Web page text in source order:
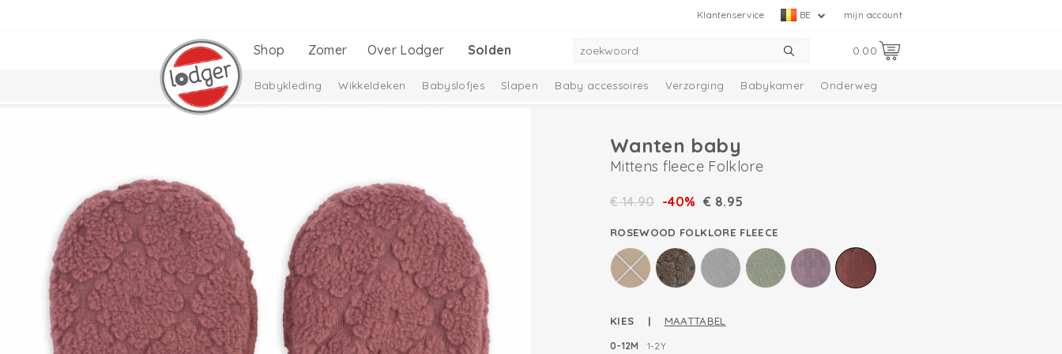
mijn account
BE
Klantenservice
0.00
Shop Zomer Over Lodger Solden
Babykleding Wikkeldeken Babyslofjes Slapen Baby accessoires Verzorging Babykamer Onderweg
Wanten baby
Mittens fleece Folklore
€14.90 -40% € 8.95
ROSEWOOD FOLKLORE FLEECE
KIES | MAATTABEL
0-12M 1-2Y